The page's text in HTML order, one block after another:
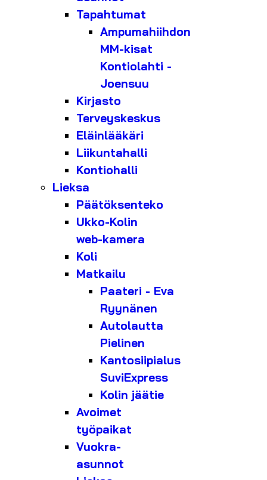
Tapahtumat
Ampumahiihdon
MM-kisat
Kontiolahti -
Joensuu
Kirjasto
Terveyskeskus
Eläinlääkäri
Liikuntahalli
Kontiohalli
Lieksa
Päätöksenteko
Ukko-Kolin
web-kamera
Koli
Matkailu
Paateri - Eva
Ryynänen
Autolautta
Pielinen
Kantosiipialus
SuviExpress
Kolin jäätie
Avoimet
työpaikat
Vuokra-
asunnot